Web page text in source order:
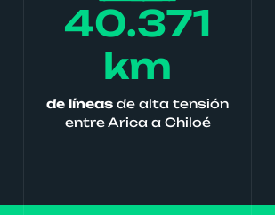
40.371
km
de líneas de alta tensión
entre Arica a Chiloé